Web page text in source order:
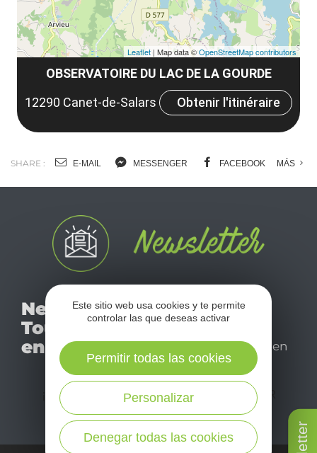
OBSERVATOIRE DU LAC DE LA GOURDE
12290 Canet-de-Salars
Obtenir l'itinéraire
Leaflet | Map data ©OpenStreetMap contributors
SHARE : E-MAIL MESSENGER FACEBOOK MÁS
Newsletter
Tourismo
en Aveyron
mensual newsletter y
disfrutar de su estancia en
el Aveyron.
¡SUSCRÍBASE A NUESTRO NEWSLETTER
AQUÍ!
Este sitio web usa cookies y te permite
controlar las que deseas activar
Denegar todas las cookies
Personalizar
Permitir todas las cookies